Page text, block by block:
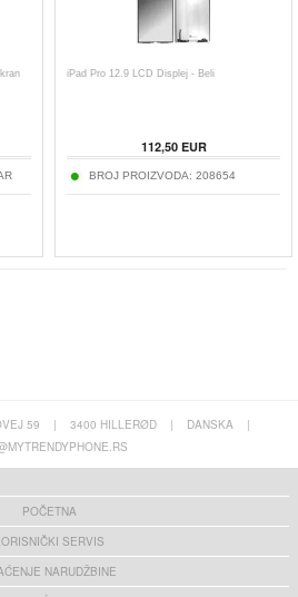
iPad Pro 12.9 LCD Displej - Beli
112,50EUR
BROJ PROIZVODA: 208654
59 | 3400 HILLERØD | DANSKA
|
POČETNA
SERVIS
NARUDŽBINE